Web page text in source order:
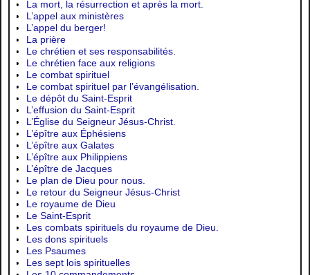
La mort, la résurrection et après la mort.
L’appel aux ministères
L’appel du berger!
La prière
Le chrétien et ses responsabilités.
Le chrétien face aux religions
Le combat spirituel
Le combat spirituel par l’évangélisation.
Le dépôt du Saint-Esprit
L’effusion du Saint-Esprit
L’Église du Seigneur Jésus-Christ.
L’épître aux Éphésiens
L’épître aux Galates
L’épître aux Philippiens
L’épître de Jacques
Le plan de Dieu pour nous.
Le retour du Seigneur Jésus-Christ
Le royaume de Dieu
Le Saint-Esprit
Les combats spirituels du royaume de Dieu.
Les dons spirituels
Les Psaumes
Les sept lois spirituelles